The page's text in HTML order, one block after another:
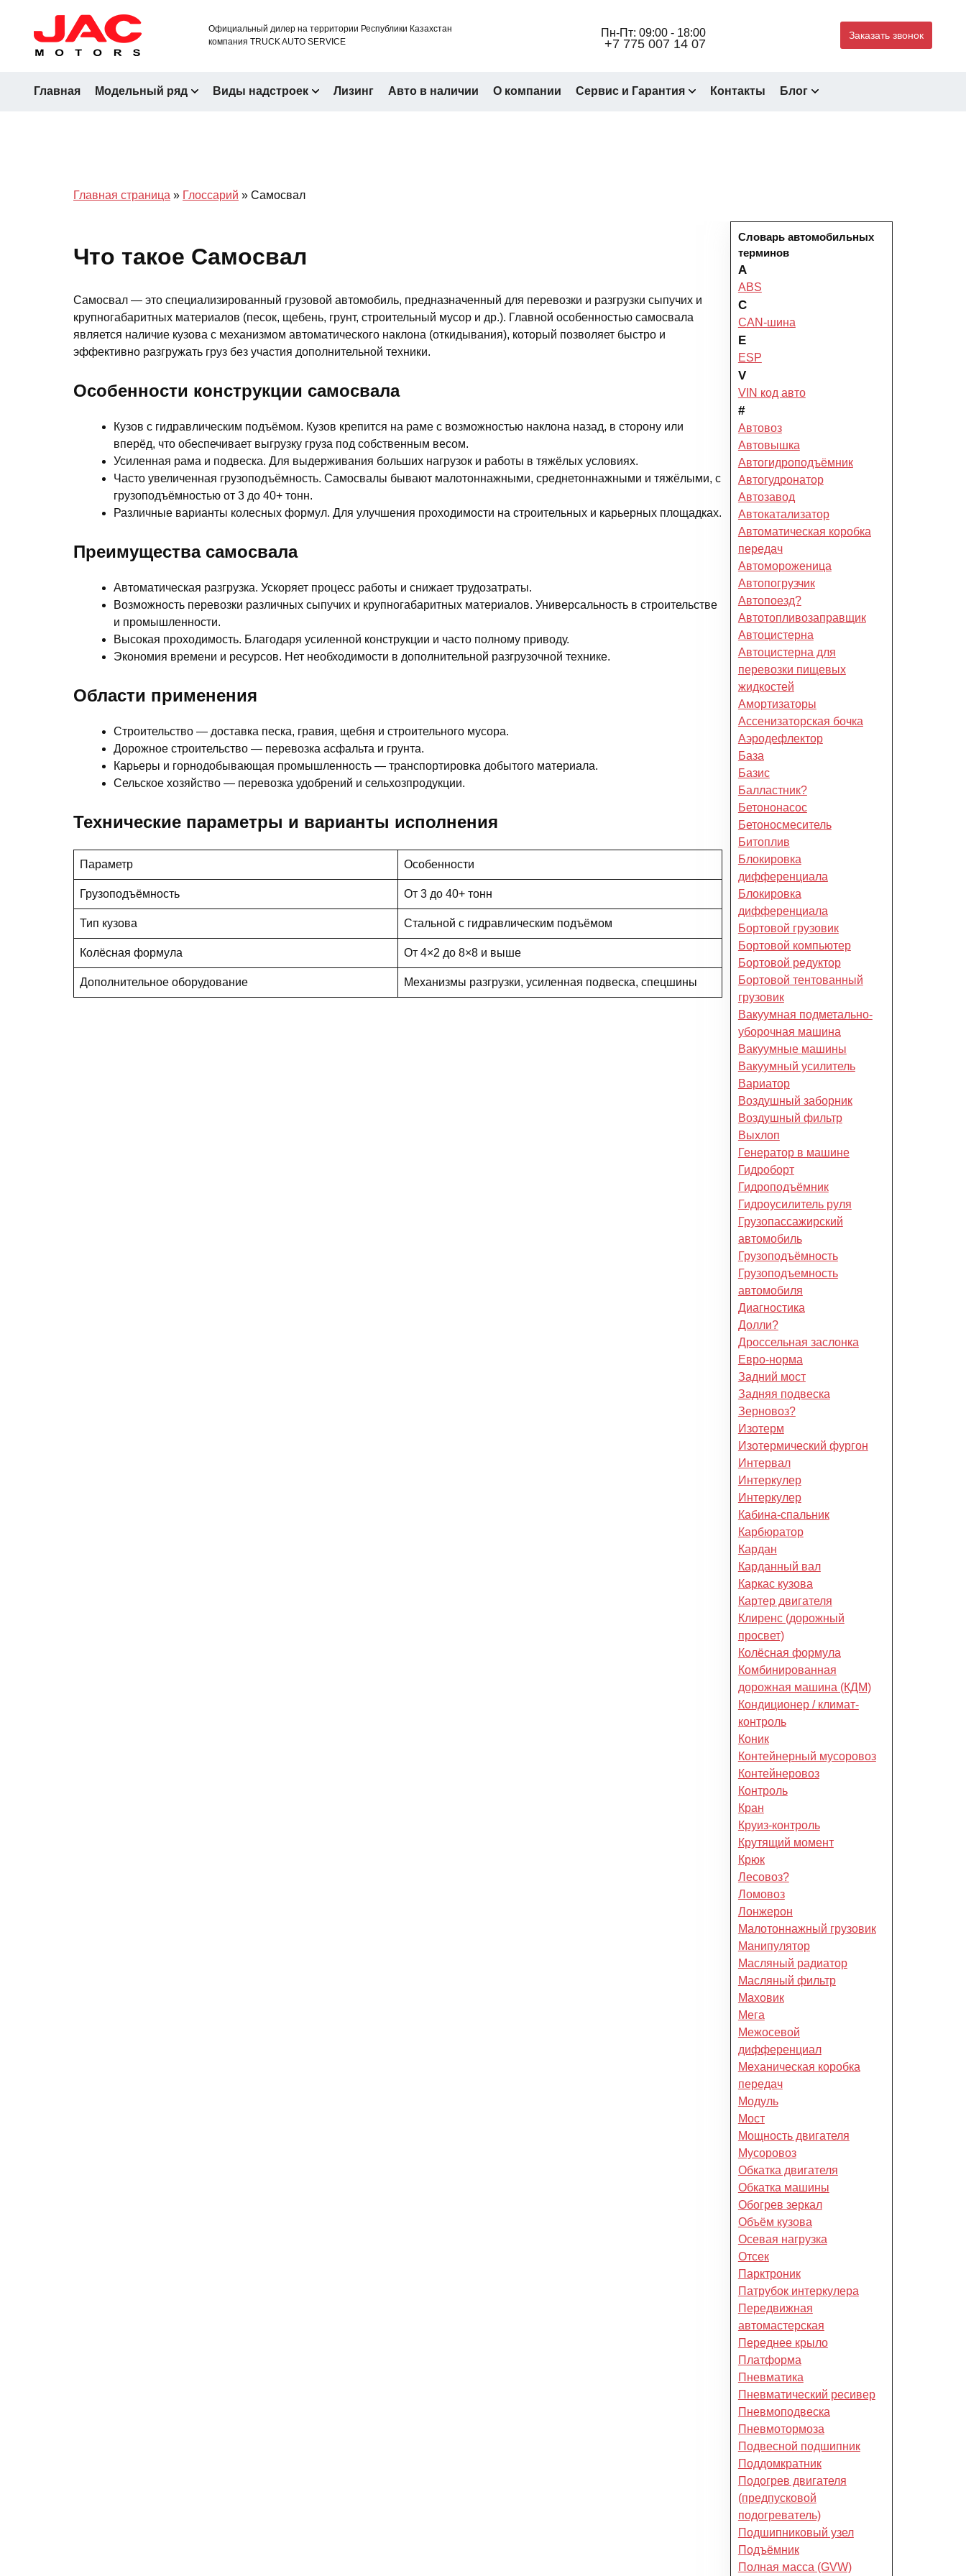
Официальный дилер на территории Республики Казахстан
компания TRUCK AUTO SERVICE
Пн-Пт: 09:00 - 18:00
+7 775 007 14 07
Заказать звонок
Главная Модельный ряд Виды надстроек Лизинг Авто в наличии О компании Сервис и Гарантия Контакты Блог
Главная страница » Глоссарий » Самосвал
Что такое Самосвал
Самосвал — это специализированный грузовой автомобиль, предназначенный для перевозки и разгрузки сыпучих и
крупногабаритных материалов (песок, щебень, грунт, строительный мусор и др.). Главной особенностью самосвала
является наличие кузова с механизмом автоматического наклона (откидывания), который позволяет быстро и
эффективно разгружать груз без участия дополнительной техники.
Особенности конструкции самосвала
Кузов с гидравлическим подъёмом. Кузов крепится на раме с возможностью наклона назад, в сторону или
вперёд, что обеспечивает выгрузку груза под собственным весом.
Усиленная рама и подвеска. Для выдерживания больших нагрузок и работы в тяжёлых условиях.
Часто увеличенная грузоподъёмность. Самосвалы бывают малотоннажными, среднетоннажными и тяжёлыми, с
грузоподъёмностью от 3 до 40+ тонн.
Различные варианты колесных формул. Для улучшения проходимости на строительных и карьерных площадках.
Преимущества самосвала
Автоматическая разгрузка. Ускоряет процесс работы и снижает трудозатраты.
Возможность перевозки различных сыпучих и крупногабаритных материалов. Универсальность в строительстве
и промышленности.
Высокая проходимость. Благодаря усиленной конструкции и часто полному приводу.
Экономия времени и ресурсов. Нет необходимости в дополнительной разгрузочной технике.
Области применения
Строительство — доставка песка, гравия, щебня и строительного мусора.
Дорожное строительство — перевозка асфальта и грунта.
Карьеры и горнодобывающая промышленность — транспортировка добытого материала.
Сельское хозяйство — перевозка удобрений и сельхозпродукции.
Технические параметры и варианты исполнения
Параметр Особенности
Грузоподъёмность От 3 до 40+ тонн
Тип кузова Стальной с гидравлическим подъёмом
Колёсная формула От 4×2 до 8×8 и выше
Дополнительное оборудование Механизмы разгрузки, усиленная подвеска, спецшины
Словарь автомобильных
терминов
A
ABS
C
CAN-шина
E
ESP
V
VIN код авто
#
Автовоз
Автовышка
Автогидроподъёмник
Автогудронатор
Автозавод
Автокатализатор
Автоматическая коробка
передач
Автомороженица
Автопогрузчик
Автопоезд?
Автотопливозаправщик
Автоцистерна
Автоцистерна для
перевозки пищевых
жидкостей
Амортизаторы
Ассенизаторская бочка
Аэродефлектор
База
Базис
Балластник?
Бетононасос
Бетоносмеситель
Битоплив
Блокировка
дифференциала
Блокировка
дифференциала
Бортовой грузовик
Бортовой компьютер
Бортовой редуктор
Бортовой тентованный
грузовик
Вакуумная подметально-
уборочная машина
Вакуумные машины
Вакуумный усилитель
Вариатор
Воздушный заборник
Воздушный фильтр
Выхлоп
Генератор в машине
Гидроборт
Гидроподъёмник
Гидроусилитель руля
Грузопассажирский
автомобиль
Грузоподъёмность
Грузоподъемность
автомобиля
Диагностика
Долли?
Дроссельная заслонка
Евро-норма
Задний мост
Задняя подвеска
Зерновоз?
Изотерм
Изотермический фургон
Интервал
Интеркулер
Интеркулер
Кабина-спальник
Карбюратор
Кардан
Карданный вал
Каркас кузова
Картер двигателя
Клиренс (дорожный
просвет)
Колёсная формула
Комбинированная
дорожная машина (КДМ)
Кондиционер / климат-
контроль
Коник
Контейнерный мусоровоз
Контейнеровоз
Контроль
Кран
Круиз-контроль
Крутящий момент
Крюк
Лесовоз?
Ломовоз
Лонжерон
Малотоннажный грузовик
Манипулятор
Масляный радиатор
Масляный фильтр
Маховик
Мега
Межосевой
дифференциал
Механическая коробка
передач
Модуль
Мост
Мощность двигателя
Мусоровоз
Обкатка двигателя
Обкатка машины
Обогрев зеркал
Объём кузова
Осевая нагрузка
Отсек
Парктроник
Патрубок интеркулера
Передвижная
автомастерская
Переднее крыло
Платформа
Пневматика
Пневматический ресивер
Пневмоподвеска
Пневмотормоза
Подвесной подшипник
Поддомкратник
Подогрев двигателя
(предпусковой
подогреватель)
Подшипниковый узел
Подъёмник
Полная масса (GVW)